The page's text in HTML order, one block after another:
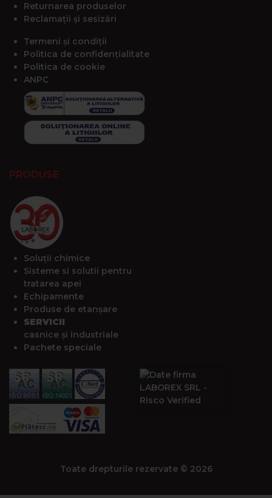
Returnarea produselor
Reclamații și sesizări
Termeni și condiții
Politica de confidențialitate
Politica de cookie
ANPC
PRODUSE
Soluții chimice
Sisteme si solutii pentru
tratarea apei
Echipamente
Produse de etanșare
SERVICII
casnice și industriale
Pachete speciale
Toate drepturile rezervate © 2026